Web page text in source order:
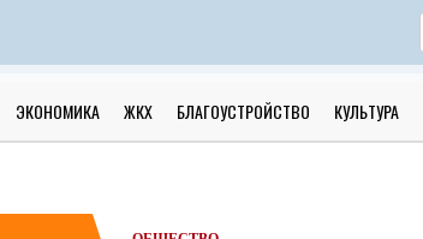
ЭКОНОМИКА ЖКХ БЛАГОУСТРОЙСТВО КУЛЬТУРА
Скоро в школу!